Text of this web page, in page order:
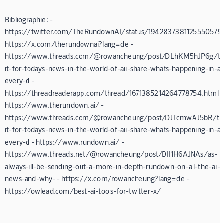
Bibliographie: -
https://twitter.com/TheRundownAI/status/
https://x.com/therundownai?lang=de -
https://www.threads.com/@rowancheung/post/DLhKM5hJP6g/
it-for-todays-news-in-the-world-of-aii-share-whats-happening-in-
every-d -
https://threadreaderapp.com/thread/1671385214264778754.html
https://www.therundown.ai/ -
https://www.threads.com/@rowancheung/post/DJTcmwAJ5bR/
it-for-todays-news-in-the-world-of-aii-share-whats-happening-in-
every-d - https://www.rundown.ai/ -
https://www.threads.net/@rowancheung/post/DII1H6AJNAs/as-
always-ill-be-sending-out-a-more-in-depth-rundown-on-all-the-ai-
news-and-why- - https://x.com/rowancheung?lang=de -
https://owlead.com/best-ai-tools-for-twitter-x/